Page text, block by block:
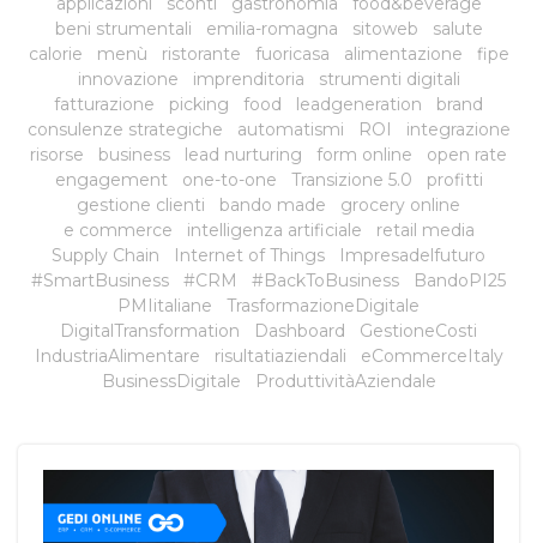
beni strumentali
emilia-romagna sitoweb
salute
calorie
menù ristorante fuoricasa alimentazione
fipe
innovazione
imprenditoria
strumenti digitali
fatturazione
picking food leadgeneration
brand
consulenze strategiche
automatismi ROI
integrazione
risorse
business lead nurturing form online
open rate
engagement
one-to-one Transizione 5.0
profitti
gestione clienti
bando made
grocery online
e commerce
intelligenza artificiale
retail media
Supply Chain
Internet of Things
Impresadelfuturo
#SmartBusiness
#CRM #BackToBusiness
BandoPI25
PMIitaliane
TrasformazioneDigitale
DigitalTransformation
Dashboard
GestioneCosti
IndustriaAlimentare
risultatiaziendali
eCommerceItaly
BusinessDigitale
ProduttivitàAziendale